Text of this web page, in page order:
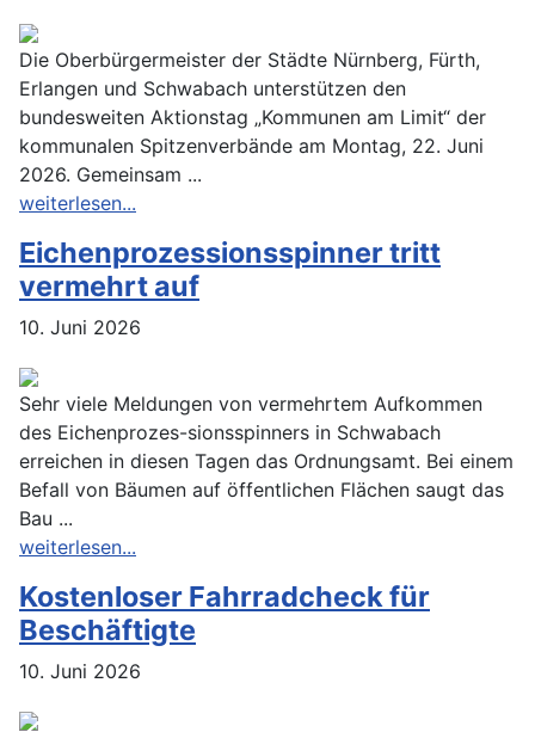
Die Oberbürgermeister der Städte Nürnberg, Fürth,
Erlangen und Schwabach unterstützen den
bundesweiten Aktionstag „Kommunen am Limit“ der
kommunalen Spitzenverbände am Montag, 22. Juni
2026. Gemeinsam ...
weiterlesen...
Eichenprozessionsspinner tritt
vermehrt auf
10. Juni 2026
Sehr viele Meldungen von vermehrtem Aufkommen
des Eichenprozes-sionsspinners in Schwabach
erreichen in diesen Tagen das Ordnungsamt. Bei einem
Befall von Bäumen auf öffentlichen Flächen saugt das
Bau ...
weiterlesen...
Kostenloser Fahrradcheck für
Beschäftigte
10. Juni 2026